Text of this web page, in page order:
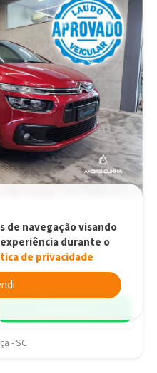
Aut. Automático
98.732 km
- SC
de navegação visando
durante o
de privacidade